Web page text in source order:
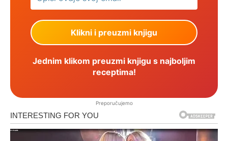
Jednim klikom preuzmi knjigu s najboljim
receptima!
Preporučujemo